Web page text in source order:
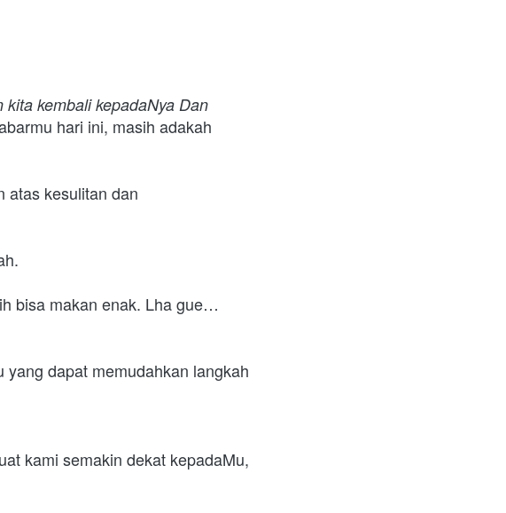
kembali kepadaNyaDan
hari ini, masih adakah
atas kesulitan dan
bisa makan enak. Lha gue…
dapat memudahkan langkah
kami semakin dekat kepadaMu,